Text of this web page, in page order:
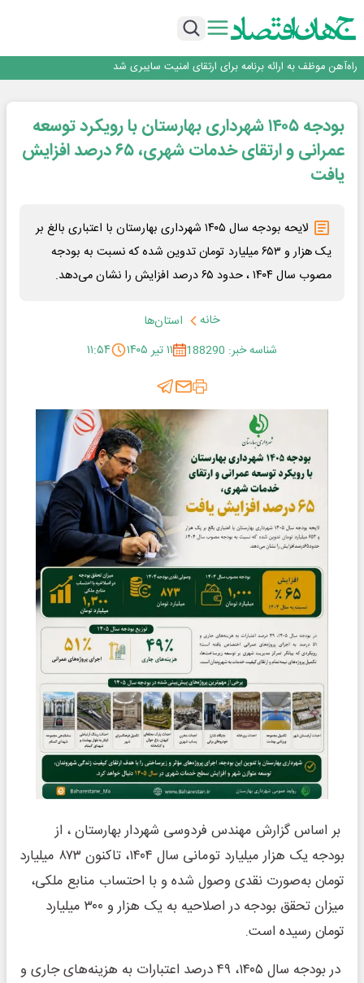
اینوتکس امسال با مدل جدید برگزار می‌شود
رگولاتوری: اعمال ضریب ۲.۷ برای اینترنت بین‌الملل صحت ندارد
با تقاضای برق ناپایدار هوش مصنوعی خودزنی می‌کند
اینوتکس امسال با مدل جدید برگزار می‌شود
بودجه ۱۴۰۵ شهرداری بهارستان با رویکرد توسعه
عمرانی و ارتقای خدمات شهری، ۶۵ درصد افزایش
یافت
لایحه بودجه سال ۱۴۰۵ شهرداری بهارستان با اعتباری بالغ بر
یک هزار و ۶۵۳ میلیارد تومان تدوین شده که نسبت به بودجه
مصوب سال ۱۴۰۴ ، حدود ۶۵ درصد افزایش را نشان می‌دهد.
خانه
استان‌ها
شناسه خبر: 188290
۱۱ تیر ۱۴۰۵ ۱۱:۵۴
بر اساس گزارش مهندس فردوسی شهردار بهارستان ، از
بودجه یک هزار میلیارد تومانی سال ۱۴۰۴، تاکنون ۸۷۳ میلیارد
تومان به‌صورت نقدی وصول شده و با احتساب منابع ملکی،
میزان تحقق بودجه در اصلاحیه به یک هزار و ۳۰۰ میلیارد
تومان رسیده است.
در بودجه سال ۱۴۰۵، ۴۹ درصد اعتبارات به هزینه‌های جاری و